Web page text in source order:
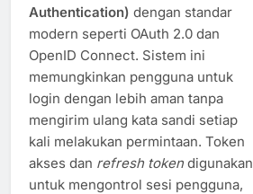
Authentication) dengan standar
modern seperti OAuth 2.0 dan
OpenID Connect. Sistem ini
memungkinkan pengguna untuk
login dengan lebih aman tanpa
mengirim ulang kata sandi setiap
kali melakukan permintaan. Token
akses dan refresh token digunakan
untuk mengontrol sesi pengguna,